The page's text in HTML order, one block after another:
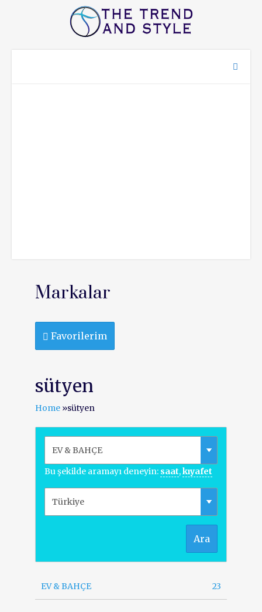
Markalar
Favorilerim
sütyen
Home »sütyen
Bu şekilde aramayı deneyin: saat,kıyafet
Ara
EV & BAHÇE 23